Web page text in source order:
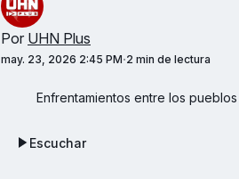
Por UHN Plus
may. 23, 2026 2:45 PM 2 min de lectura
Enfrentamientos entre los pueblos
Escuchar